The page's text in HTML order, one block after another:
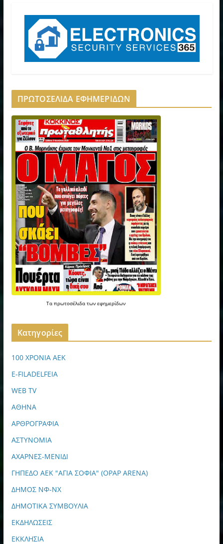
ΠΡΩΤΟΣΕΛΙΔΑ ΕΦΗΜΕΡΙΔΩΝ
Ταπρωτοσέλιδατωνεφημερίδων
Kατηγορίες
100 ΧΡΟΝΙΑ ΑΕΚ
E-FILADELFEIA
WEB TV
ΑΘΗΝΑ
ΑΡΘΡΟΓΡΑΦΙΑ
ΑΣΤΥΝΟΜΙΑ
ΑΧΑΡΝΕΣ-ΜΕΝΙΔΙ
ΓΗΠΕΔΟ ΑΕΚ "ΑΓΙΑ ΣΟΦΙΑ" (OPAP ARENA)
ΔΗΜΟΣ ΝΦ-ΝΧ
ΔΗΜΟΤΙΚΑ ΣΥΜΒΟΥΛΙΑ
ΕΚΔΗΛΩΣΕΙΣ
ΕΚΚΛΗΣΙΑ